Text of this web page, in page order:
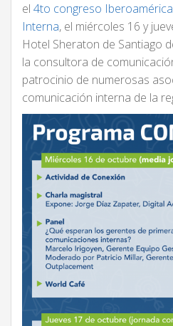
el 4to congreso
Interna, el miércoles 16 y
Hotel Sheraton de Santiago
la consultora de
patrocinio de numerosas
comunicación interna de la